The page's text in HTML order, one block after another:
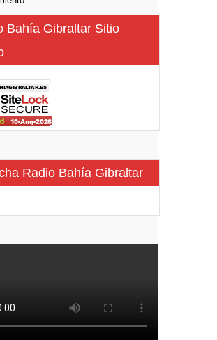
Bahía Gibraltar Sitio
Radio Bahía Gibraltar